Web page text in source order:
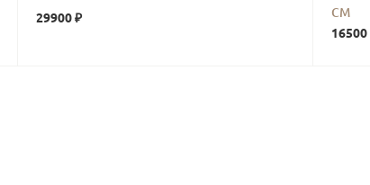
29900 ₽
СМ
16500